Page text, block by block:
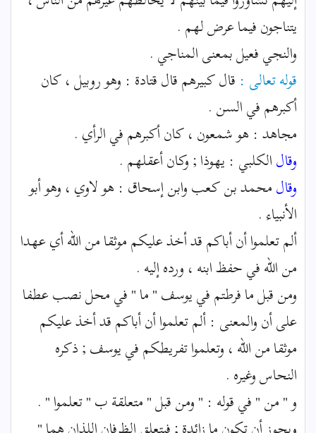
يتناجون فيما عرض لهم .
والنجي فعيل بمعنى المناجي .
قوله تعالى : قال كبيرهم قال قتادة : وهو روبيل ، كان
أكبرهم في السن .
مجاهد : هو شمعون ، كان أكبرهم في الرأي .
وقالالكلبي : يهوذا ; وكان أعقلهم .
وقالمحمد بن كعب وابن إسحاق : هو لاوي ، وهو أبو
الأنبياء .
ألم تعلموا أن أباكم قد أخذ عليكم موثقا من الله أي عهدا
من الله في حفظ ابنه ، ورده إليه .
ومن قبل ما فرطتم في يوسف " ما " في محل نصب عطفا
على أن والمعنى : ألم تعلموا أن أباكم قد أخذ عليكم
موثقا من الله ، وتعلموا تفريطكم في يوسف ; ذكره
النحاس وغيره .
و " من " في قوله : " ومن قبل " متعلقة ب " تعلموا " .